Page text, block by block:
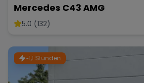
Bugatti
Mercedes C43 AMG
5.0 (132)
~1,1 Stunden